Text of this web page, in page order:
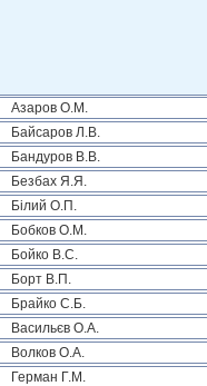
Азаров О.М.
Байсаров Л.В.
Бандуров В.В.
Безбах Я.Я.
Білий О.П.
Бобков О.М.
Бойко В.С.
Борт В.П.
Брайко С.Б.
Васильєв О.А.
Волков О.А.
Герман Г.М.